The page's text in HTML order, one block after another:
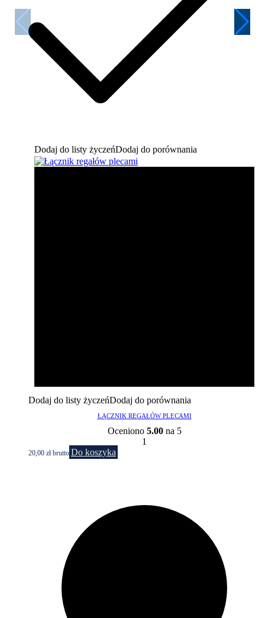
Dodaj do listy życzeńDodaj do porównania
Dodaj do listy życzeńDodaj do porównania
ŁĄCZNIK REGAŁÓW PLECAMI
Oceniono 5.00na 5
1
20,00 złbrutto Do koszyka